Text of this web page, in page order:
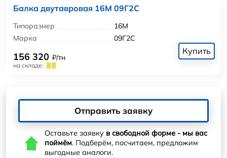
Балка двутавровая 16М 09Г2С
Типоразмер
16М
Марка
09Г2С
156 320 ₽/тн
на складе:
Купить
Отправить заявку
Оставьте заявку в свободной форме - мы вас
поймём. Подберём, посчитаем, предложим
выгодные аналоги.